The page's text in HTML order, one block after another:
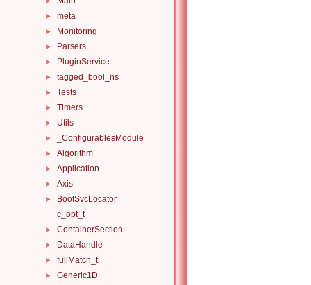
► meta
► Monitoring
► Parsers
► PluginService
► tagged_bool_ns
► Tests
► Timers
► Utils
► _ConfigurablesModule
► Algorithm
► Application
► Axis
►
BootSvcLocator
c_opt_t
► ContainerSection
► DataHandle
► fullMatch_t
► Generic1D